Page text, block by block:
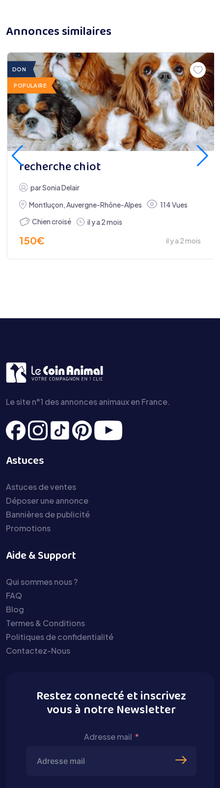
Annonces similaires
DON
POPULAIRE
recherche chiot
parSonia Delair
Montluçon,Auvergne-Rhône-Alpes
114 Vues
Chien croisé
il y a 2 mois
150€ il y a 2 mois
Le site n°1 des annonces animaux en France.
Astuces
Astuces de ventes
Déposer une annonce
Bannières de publicité
Promotions
Aide & Support
Qui sommes nous ?
FAQ
Blog
Termes & Conditions
Politiques de confidentialité
Contactez-Nous
Restez connecté et inscrivez
vous à notre Newsletter
Adresse mail